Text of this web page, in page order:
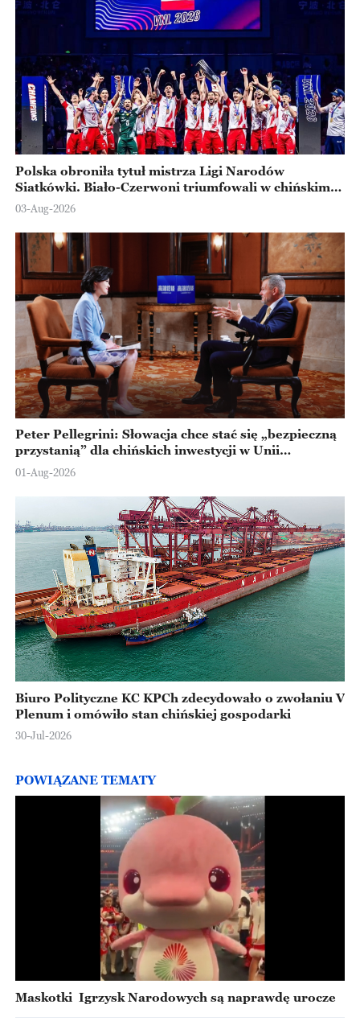
Polska obroniła tytuł mistrza Ligi Narodów
Siatkówki. Biało-Czerwoni triumfowali w chińskim
Ningbo
03-Aug-2026
Peter Pellegrini: Słowacja chce stać się „bezpieczną
przystanią” dla chińskich inwestycji w Unii
Europejskiej
01-Aug-2026
Biuro Polityczne KC KPCh zdecydowało o zwołaniu V
Plenum i omówiło stan chińskiej gospodarki
30-Jul-2026
POWIĄZANE TEMATY
Maskotki Igrzysk Narodowych są naprawdę urocze